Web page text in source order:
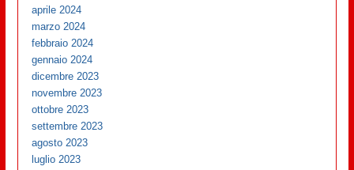
aprile 2024
marzo 2024
febbraio 2024
gennaio 2024
dicembre 2023
novembre 2023
ottobre 2023
settembre 2023
agosto 2023
luglio 2023